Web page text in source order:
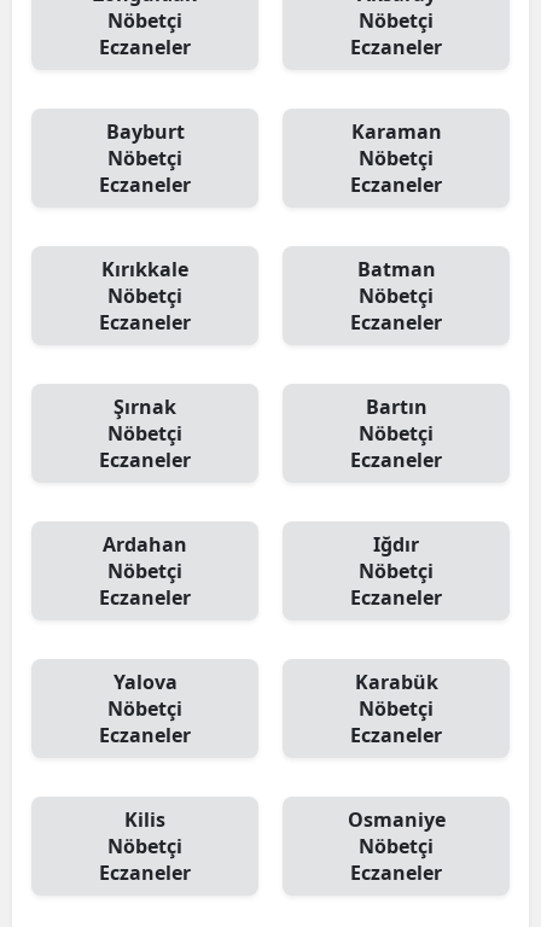
Nöbetçi
Eczaneler
Nöbetçi
Eczaneler
Bayburt
Nöbetçi
Eczaneler
Karaman
Nöbetçi
Eczaneler
Kırıkkale
Nöbetçi
Eczaneler
Batman
Nöbetçi
Eczaneler
Şırnak
Nöbetçi
Eczaneler
Bartın
Nöbetçi
Eczaneler
Ardahan
Nöbetçi
Eczaneler
Iğdır
Nöbetçi
Eczaneler
Yalova
Nöbetçi
Eczaneler
Karabük
Nöbetçi
Eczaneler
Kilis
Nöbetçi
Eczaneler
Osmaniye
Nöbetçi
Eczaneler